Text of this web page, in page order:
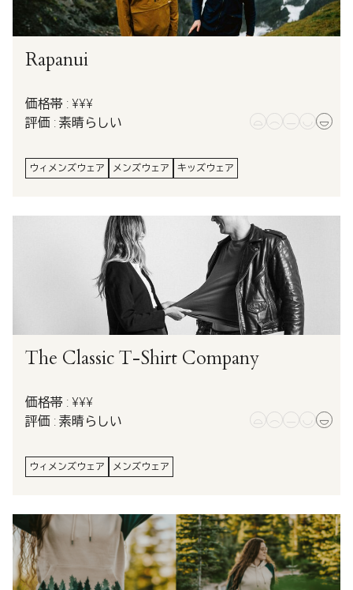
Rapanui
価格帯 : ¥¥¥
評価 : 素晴らしい
ウィメンズウェア メンズウェア キッズウェア
The Classic T-Shirt Company
価格帯 : ¥¥¥
評価 : 素晴らしい
ウィメンズウェア メンズウェア